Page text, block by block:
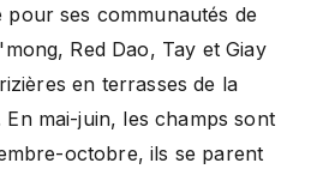
ses communautés de
Red Dao, Tay et Giay
en terrasses de la
mai-juin, les champs sont
octobre, ils se parent